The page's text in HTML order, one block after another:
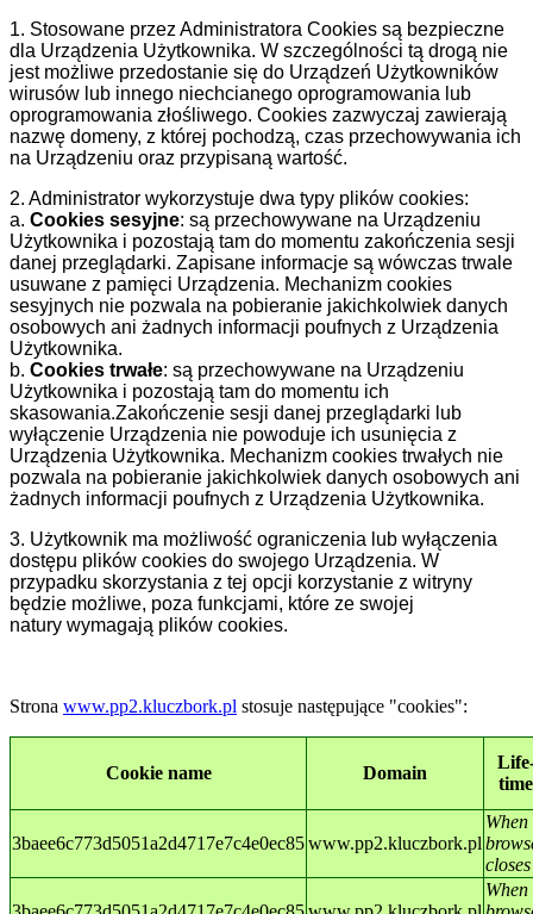
1. Stosowane przez Administratora Cookies są bezpieczne
dla Urządzenia Użytkownika. W szczególności tą drogą nie
jest możliwe przedostanie się do Urządzeń Użytkowników
wirusów lub innego niechcianego oprogramowania lub
oprogramowania złośliwego. Cookies zazwyczaj zawierają
nazwę domeny, z której pochodzą, czas przechowywania ich
na Urządzeniu oraz przypisaną wartość.
2. Administrator wykorzystuje dwa typy plików cookies:
a. Cookies sesyjne: są przechowywane na Urządzeniu
Użytkownika i pozostają tam do momentu zakończenia sesji
danej przeglądarki. Zapisane informacje są wówczas trwale
usuwane z pamięci Urządzenia. Mechanizm cookies
sesyjnych nie pozwala na pobieranie jakichkolwiek danych
osobowych ani żadnych informacji poufnych z Urządzenia
Użytkownika.
b. Cookies trwałe: są przechowywane na Urządzeniu
Użytkownika i pozostają tam do momentu ich
skasowania.Zakończenie sesji danej przeglądarki lub
wyłączenie Urządzenia nie powoduje ich usunięcia z
Urządzenia Użytkownika. Mechanizm cookies trwałych nie
pozwala na pobieranie jakichkolwiek danych osobowych ani
żadnych informacji poufnych z Urządzenia Użytkownika.
3. Użytkownik ma możliwość ograniczenia lub wyłączenia
dostępu plików cookies do swojego Urządzenia. W
przypadku skorzystania z tej opcji korzystanie z witryny
będzie możliwe, poza funkcjami, które ze swojej
natury wymagają plików cookies.
Strona www.pp2.kluczbork.pl stosuje następujące "cookies":
Cookie name Domain
time
3baee6c773d5051a2d4717e7c4e0ec85www.pp2.kluczbork.pl
When
closes
When